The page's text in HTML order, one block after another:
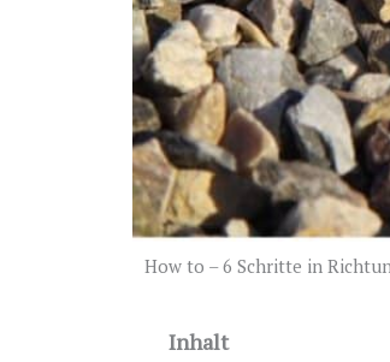
How to – 6 Schritte in
Inhalt